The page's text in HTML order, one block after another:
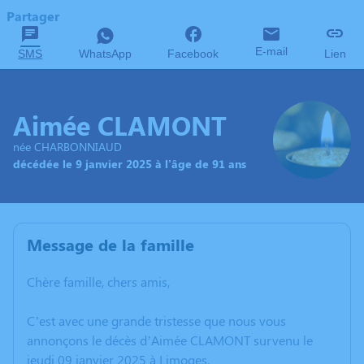
Partager
SMS WhatsApp Facebook E-mail Lien
Aimée CLAMONT
née CHARBONNIAUD
décédée le 9 janvier 2025 à l'âge de 91 ans
Message de la famille
Chère famille, chers amis,
C’est avec une grande tristesse que nous vous
annonçons le décès d’Aimée CLAMONT survenu le
jeudi 09 janvier 2025 à Limoges.